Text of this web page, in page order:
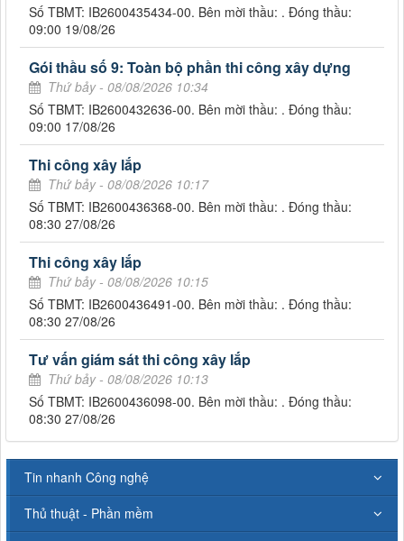
Số TBMT: IB2600435434-00. Bên mời thầu: . Đóng thầu:
09:00 19/08/26
Gói thầu số 9: Toàn bộ phần thi công xây dựng
Thứ bảy - 08/08/2026 10:34
Số TBMT: IB2600432636-00. Bên mời thầu: . Đóng thầu:
09:00 17/08/26
Thi công xây lắp
Thứ bảy - 08/08/2026 10:17
Số TBMT: IB2600436368-00. Bên mời thầu: . Đóng thầu:
08:30 27/08/26
Thi công xây lắp
Thứ bảy - 08/08/2026 10:15
Số TBMT: IB2600436491-00. Bên mời thầu: . Đóng thầu:
08:30 27/08/26
Tư vấn giám sát thi công xây lắp
Thứ bảy - 08/08/2026 10:13
Số TBMT: IB2600436098-00. Bên mời thầu: . Đóng thầu:
08:30 27/08/26
Tin nhanh Công nghệ
Thủ thuật - Phần mềm